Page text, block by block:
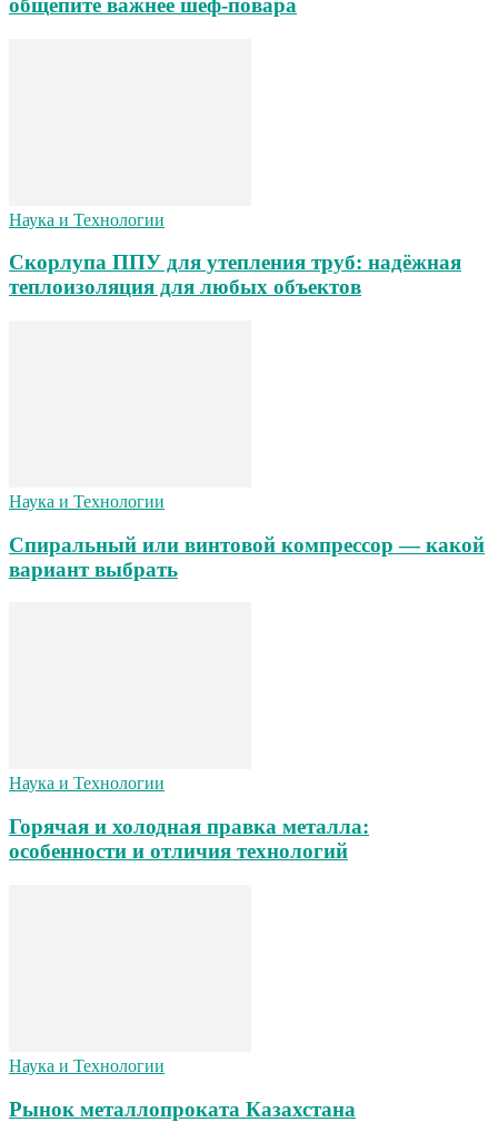
общепите важнее шеф-повара
Наука и Технологии
Скорлупа ППУ для утепления труб: надёжная
теплоизоляция для любых объектов
Наука и Технологии
Спиральный или винтовой компрессор — какой
вариант выбрать
Наука и Технологии
Горячая и холодная правка металла:
особенности и отличия технологий
Наука и Технологии
Рынок металлопроката Казахстана